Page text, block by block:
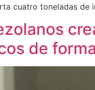
cuatro toneladas de
de